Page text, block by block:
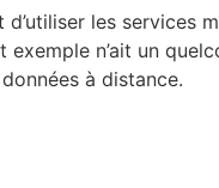
d’utiliser les
exemple n’ait un
à distance.